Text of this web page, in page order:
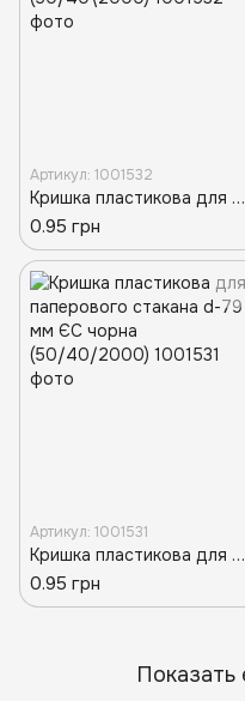
Артикул: 1001532
Кришка пластикова для паперового стакана d-80 мм ЄС чорна (50/40\2000)
0.95 грн
Артикул: 1001531
Кришка пластикова для паперового стакана d-79 мм ЄС чорна (50/40/2000)
0.95 грн
Показать